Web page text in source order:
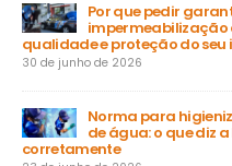
Por que pedir
impermeabilização
qualidade e proteção do seu
30 de junho de 2026
Norma para
de água: o que diz
corretamente